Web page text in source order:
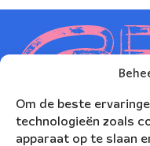
Om de beste
technologieën zoals
apparaat op te slaan